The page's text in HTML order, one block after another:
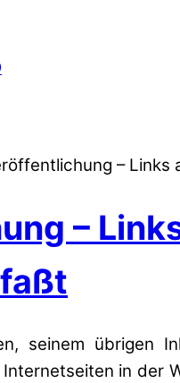
– Links
–
seinem übrigen
in der